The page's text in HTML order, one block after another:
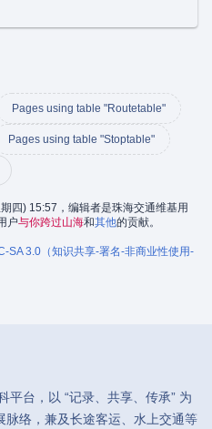
Pages using table "Routetable"
Pages using table "Stoptable"
四) 15:57，编辑者是珠海交通维基用
户与你跨过山海和其他的贡献。
SA 3.0（知识共享-署名-非商业性使用-
平台，以 “记录、共享、传承” 为
络，兼及长途客运、水上交通等